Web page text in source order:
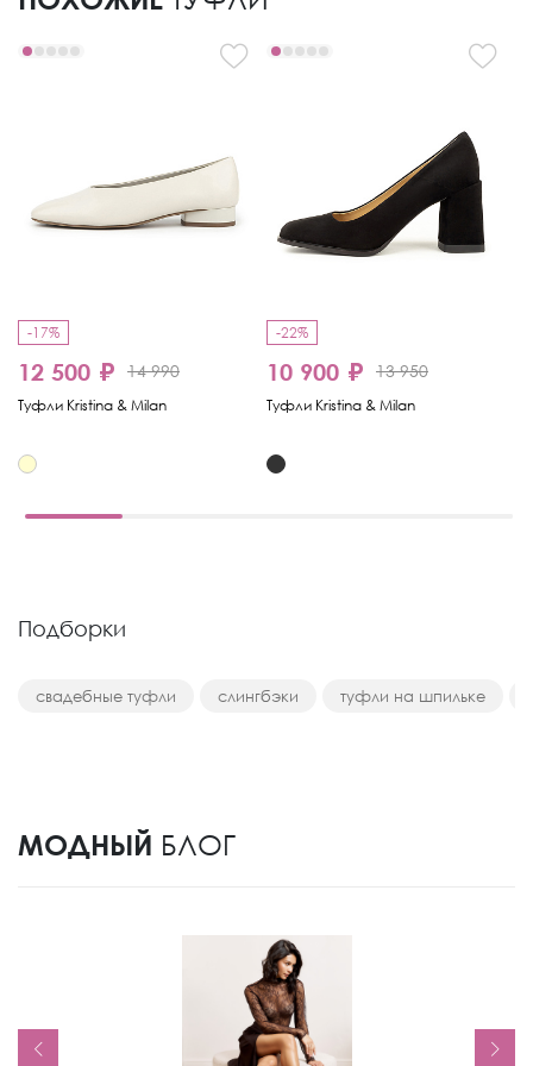
-17%
12 500 ₽ 14 990
Туфли Kristina & Milan
-22%
10 900 ₽ 13 950
Туфли Kristina & Milan
Подборки
свадебные туфли слингбэки туфли на шпильке
МОДНЫЙ БЛОГ